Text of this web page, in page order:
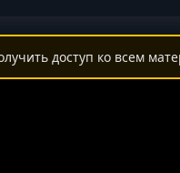
доступ ко всем